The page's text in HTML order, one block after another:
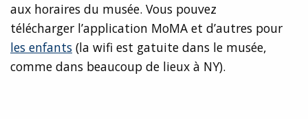
aux horaires du musée. Vous pouvez
télécharger l’application MoMA et d’autres pour
les enfants (la wifi est gatuite dans le musée,
comme dans beaucoup de lieux à NY).